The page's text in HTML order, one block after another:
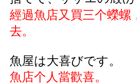
經過魚店又買三个蠑螺
去。
魚屋は大喜びです。
魚店个人當歡喜。